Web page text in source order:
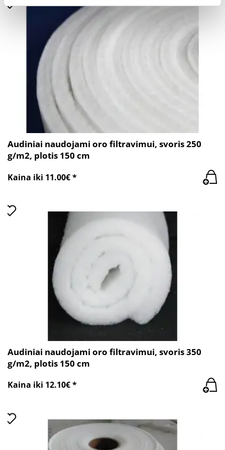
Audiniai naudojami oro filtravimui, svoris 250
g/m2, plotis 150 cm
Kaina iki 11.00€ *
Audiniai naudojami oro filtravimui, svoris 350
g/m2, plotis 150 cm
Kaina iki 12.10€ *